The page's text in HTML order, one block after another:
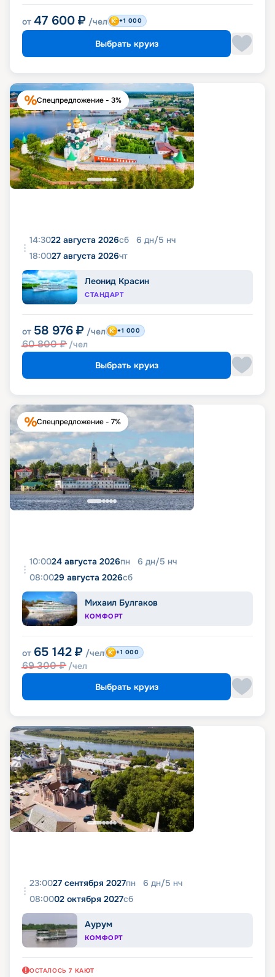
от 47 600 ₽ /чел +1 000
Выбрать круиз
Спецпредложение - 3%
14:3022 августа 2026сб 6 дн/5 нч
18:0027 августа 2026чт
Леонид Красин
СТАНДАРТ
от 58 976 ₽ /чел
60 800₽ /чел
+1 000
Выбрать круиз
Спецпредложение - 7%
10:0024 августа 2026пн 6 дн/5 нч
08:0029 августа 2026сб
Михаил Булгаков
КОМФОРТ
от 65 142 ₽ /чел
69 300₽ /чел
+1 000
Выбрать круиз
23:0027 сентября 2027пн 6 дн/5 нч
08:0002 октября 2027сб
Аурум
КОМФОРТ
ОСТАЛОСЬ 7 КАЮТ